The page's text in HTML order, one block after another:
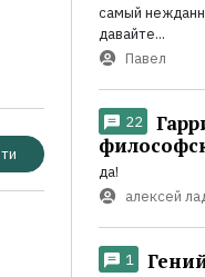
самый
давайте...
Павел
22
да!
алексей
1